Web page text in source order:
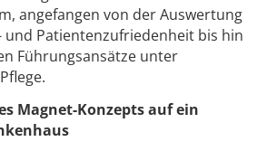
angefangen von der Auswertung
Patientenzufriedenheit bis hin
Führungsansätze unter
Magnet-Konzepts auf ein